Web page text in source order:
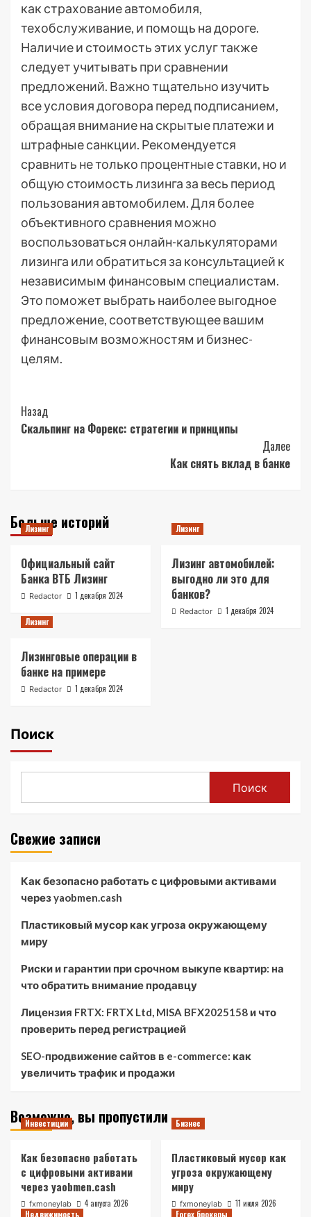
как страхование автомобиля,
техобслуживание, и помощь на дороге.
Наличие и стоимость этих услуг также
следует учитывать при сравнении
предложений. Важно тщательно изучить
все условия договора перед подписанием,
обращая внимание на скрытые платежи и
штрафные санкции. Рекомендуется
сравнить не только процентные ставки, но и
общую стоимость лизинга за весь период
пользования автомобилем. Для более
объективного сравнения можно
воспользоваться онлайн-калькуляторами
лизинга или обратиться за консультацией к
независимым финансовым специалистам.
Это поможет выбрать наиболее выгодное
предложение, соответствующее вашим
финансовым возможностям и бизнес-
целям.
Post
Navigation
Назад
Скальпинг на Форекс: стратегии и принципы
Далее
Как снять вклад в банке
Больше историй
Лизинг
Официальный сайт
Банка ВТБ Лизинг
Redactor 1 декабря 2024
Лизинг
Лизинг автомобилей:
выгодно ли это для
банков?
Redactor
1 декабря 2024
Лизинг
Лизинговые операции в
банке на примере
Redactor 1 декабря 2024
Поиск
Поиск
Свежие записи
Как безопасно работать с цифровыми активами
через yaobmen.cash
Пластиковый мусор как угроза окружающему
миру
Риски и гарантии при срочном выкупе квартир: на
что обратить внимание продавцу
Лицензия FRTX: FRTX Ltd, MISA BFX2025158 и что
проверить перед регистрацией
SEO-продвижение сайтов в e-commerce: как
увеличить трафик и продажи
Возможно, вы пропустили
Инвестиции
Как безопасно работать
с цифровыми активами
через yaobmen.cash
fxmoneylab 4 августа 2026
Бизнес
Пластиковый мусор как
угроза окружающему
миру
fxmoneylab
11 июля 2026
Недвижимость
Forex брокеры